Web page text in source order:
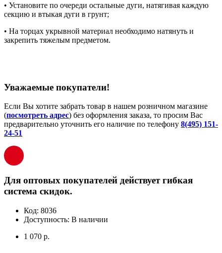
• Установите по очереди остальные дуги, натягивая каждую
секцию и втыкая дуги в грунт;
• На торцах укрывной материал необходимо натянуть и
закрепить тяжелым предметом.
Уважаемые покупатели!
Если Вы хотите забрать товар в нашем розничном магазине
(посмотреть адрес) без оформления заказа, то просим Вас
предварительно уточнить его наличие по телефону 8(495) 151-
24-51
Для оптовых покупателей действует гибкая
система скидок.
Код: 8036
Доступность: В наличии
1 070 р.